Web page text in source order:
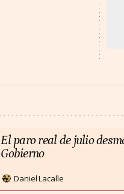
El paro real de julio
Gobierno
Daniel Lacalle